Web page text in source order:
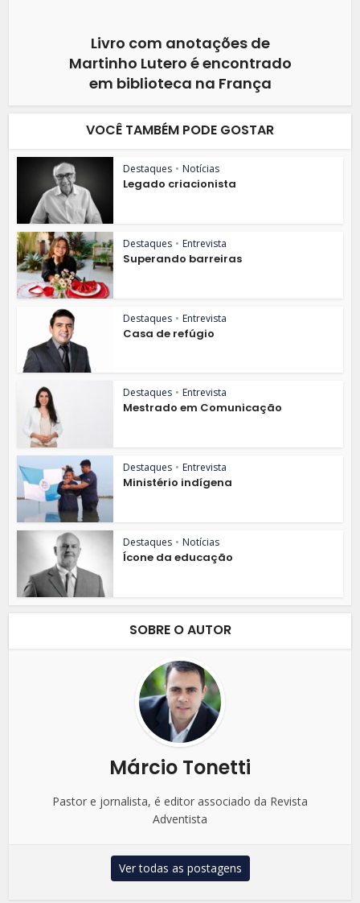
Livro com anotações de
Martinho Lutero é encontrado
em biblioteca na França
VOCÊ TAMBÉM PODE GOSTAR
Destaques • Notícias
Legado criacionista
Destaques • Entrevista
Superando barreiras
Destaques • Entrevista
Casa de refúgio
Destaques • Entrevista
Mestrado em Comunicação
Destaques • Entrevista
Ministério indígena
Destaques • Notícias
Ícone da educação
SOBRE O AUTOR
Márcio Tonetti
Pastor e jornalista, é editor associado da Revista
Adventista
Ver todas as postagens